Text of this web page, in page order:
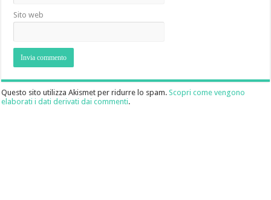
Sito web
Questo sito utilizza Akismet per ridurre lo spam.Scopri come vengono
elaborati i dati derivati dai commenti.